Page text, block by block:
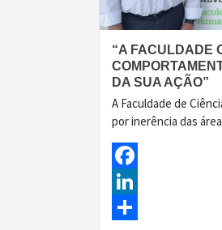
“A FACULDADE
DA SUA AÇÃO”
A Faculdade de
por inerência das
Facebook
LinkedIn